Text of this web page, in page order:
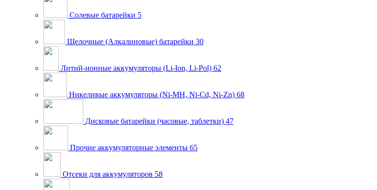
Солевые батарейки 5
Щелочные (Алкалиновые) батарейки 30
Литий-ионные аккумуляторы (Li-Ion, Li-Pol) 62
Никеливые аккумуляторы (Ni-MH, Ni-Cd, Ni-Zn) 68
Дисковые батарейки (часовые, таблетки) 47
Прочие аккумуляторные элементы 65
Отсеки для аккумуляторов 58